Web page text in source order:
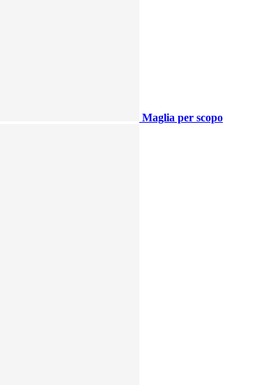
Maglia per scopo